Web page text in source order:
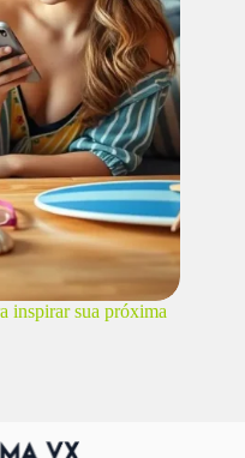
inspirar sua próxima